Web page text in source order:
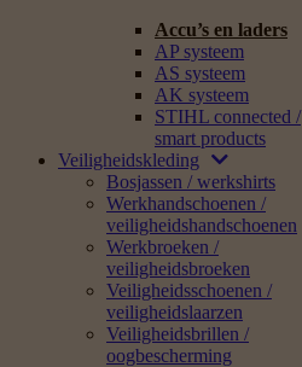
Accu’s en laders
AP systeem
AS systeem
AK systeem
STIHL connected /
smart products
Veiligheidskleding
Bosjassen / werkshirts
Werkhandschoenen /
veiligheidshandschoenen
Werkbroeken /
veiligheidsbroeken
Veiligheidsschoenen /
veiligheidslaarzen
Veiligheidsbrillen /
oogbescherming